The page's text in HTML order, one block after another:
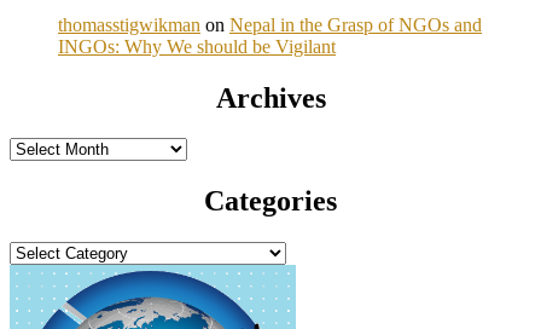
thomasstigwikman on Nepal in the Grasp of NGOs and
INGOs: Why We should be Vigilant
Archives
Archives
Categories
Categories